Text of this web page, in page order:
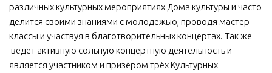
различных культурных мероприятиях Дома культуры и часто
делится своими знаниями с молодежью, проводя мастер-
классы и участвуя в благотворительных концертах. Так же
ведет активную сольную концертную деятельность и
является участником и призёром трёх Культурных